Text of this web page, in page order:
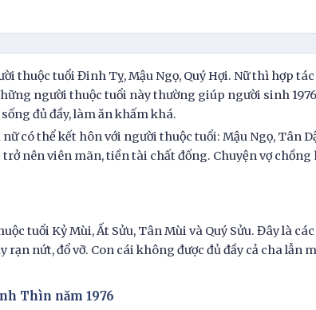
thuộc tuổi Đinh Tỵ, Mậu Ngọ, Quý Hợi. Nữ thì hợp
người thuộc tuổi này thường giúp người sinh
đủ đầy, làm ăn khấm khá.
có thể kết hôn với người thuộc tuổi: Mậu Ngọ, Tân
nên viên mãn, tiền tài chất đống. Chuyện vợ chồng
tuổi Kỷ Mùi, Ất Sửu, Tân Mùi và Quý Sửu. Đây là
nứt, đổ vỡ. Con cái không được đủ đầy cả cha lẫn
Thìn năm 1976